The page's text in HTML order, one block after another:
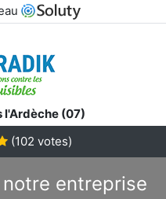
l'Ardèche (07)
(102 votes)
entreprise